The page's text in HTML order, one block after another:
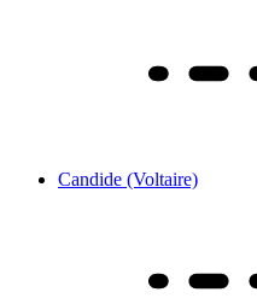
Candide (Voltaire)